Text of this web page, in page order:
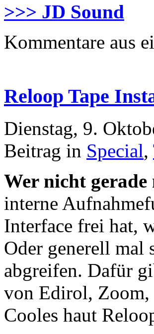
>>> JD Sound
Kommentare aus
Reloop Tape
Dienstag, 9.
Beitrag in Special,
Wer nicht
interne
Interface frei hat,
Oder generell
abgreifen. Dafür
von Edirol, Zoom,
Cooles haut